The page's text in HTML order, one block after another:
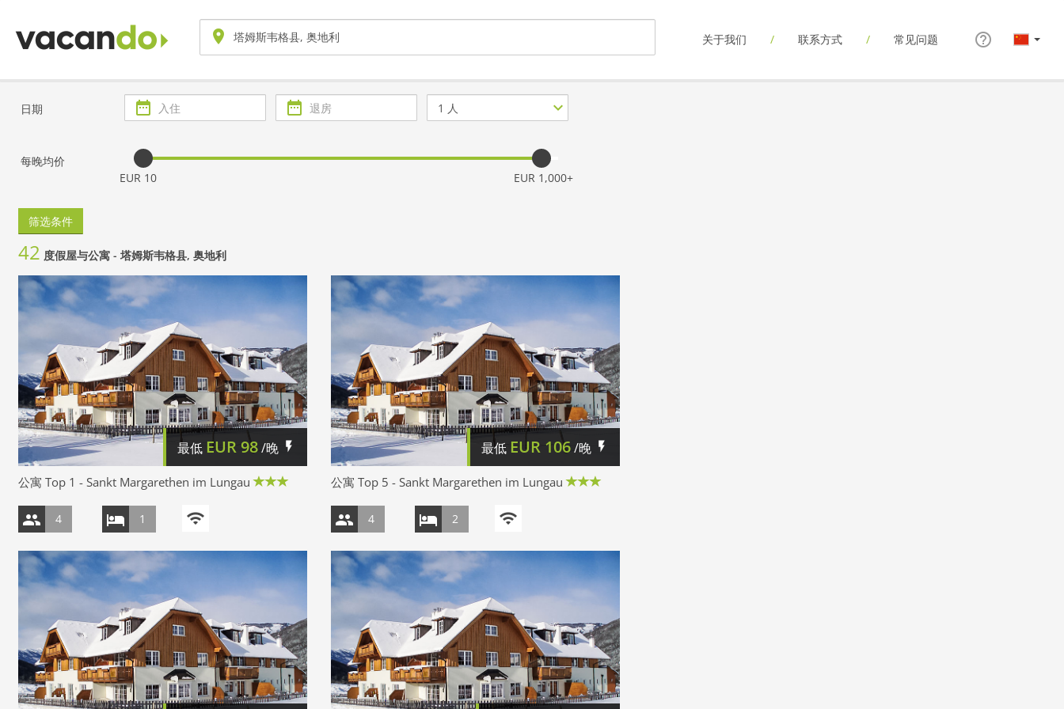
关于我们 联系方式 常见问题
日期
住
房
人
量
每晚均价
EUR 10
EUR 1,000+
筛选条件
42 度假屋与公寓 - 塔姆斯韦格县, 奥地利
最低 EUR 98/晚
公寓 Top 1 - Sankt Margarethen im Lungau
4 1
最低 EUR 106/晚
公寓 Top 5 - Sankt Margarethen im Lungau
4 2